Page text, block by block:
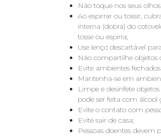
Não toque nos seus
Ao espirrar ou tossir,
interna (dobra) do
tosse ou espirra;
Use lenço descartável
Não compartilhe objetos
Evite ambientes
Mantenha-se em
Limpe e desinfete
pode ser feita com álcool
Evite o contato com
Evite sair de casa;
Pessoas doentes devem